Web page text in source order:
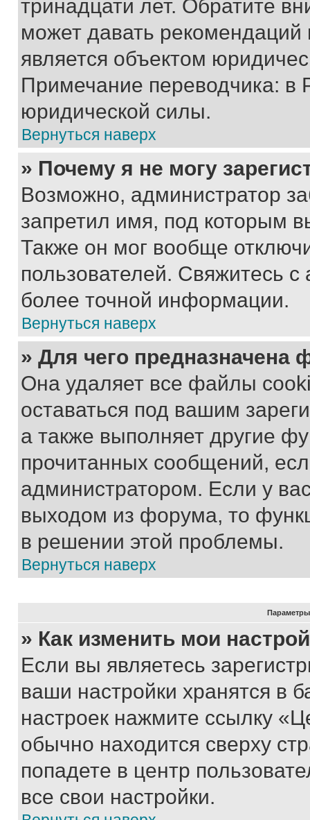
тринадцати лет. Обратите
может давать
является объектом
Примечание переводчика: в
юридической силы.
Вернуться наверх
» Почему я не могу
Возможно, администратор
запретил имя, под которым
Также он мог вообще
пользователей. Свяжитесь
более точной информации.
Вернуться наверх
» Для чего предназначена
Она удаляет все файлы
оставаться под вашим
а также выполняет другие
прочитанных сообщений,
администратором. Если у
выходом из форума, то
в решении этой проблемы.
Вернуться наверх
Параметры
» Как изменить мои
Если вы являетесь
ваши настройки хранятся в
настроек нажмите ссылку
обычно находится сверху
попадете в центр
все свои настройки.